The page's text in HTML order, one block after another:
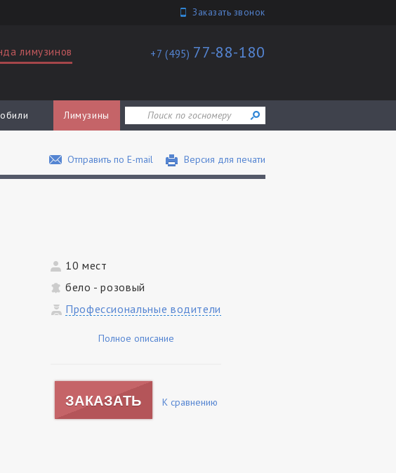
Заказать звонок
+7 (495) 77-88-180
лимузинов
Лимузины
Отправить по E-mail Версия для печати
10 мест
бело - розовый
Профессиональные водители
Полное описание
ЗАКАЗАТЬ К сравнению